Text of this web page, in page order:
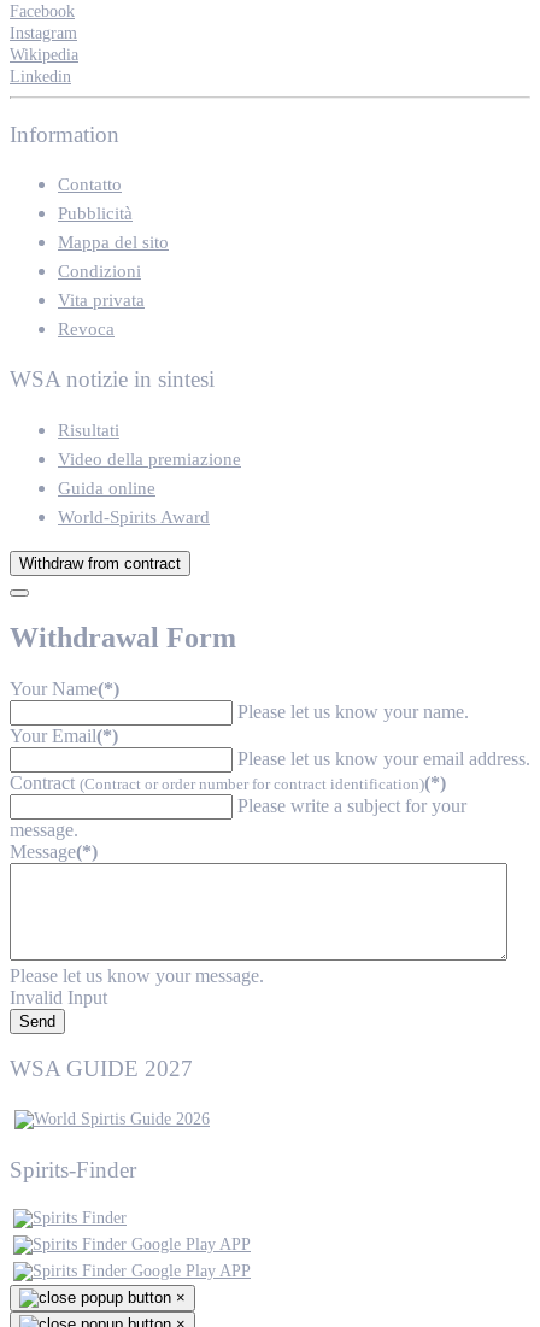
Facebook
Instagram
Wikipedia
Linkedin
Information
Contatto
Pubblicità
Mappa del sito
Condizioni
Vita privata
Revoca
WSA notizie in sintesi
Risultati
Video della premiazione
Guida online
World-Spirits Award
Withdraw from contract
Withdrawal Form
Your Name(*)
Please let us know your name.
Your Email(*)
Please let us know your email address.
Contract (Contract or order number for contract identification)(*)
Please write a subject for your
message.
Message(*)
Please let us know your message.
Invalid Input
Send
WSA GUIDE 2027
Spirits-Finder
×